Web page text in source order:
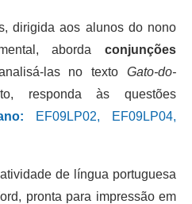
dirigida aos alunos do nono
aborda conjunções
las no texto Gato-do-
responda às questões
EF09LP02, EF09LP04,
de língua portuguesa
pronta para impressão em